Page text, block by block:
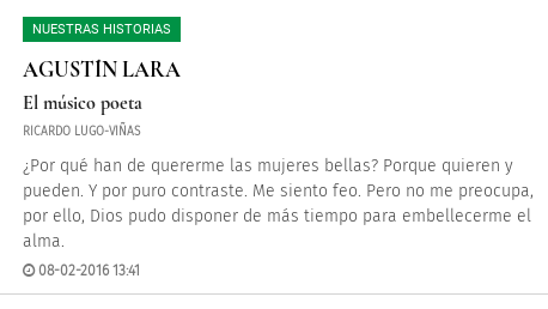
NUESTRAS HISTORIAS
AGUSTÍN LARA
El músico poeta
RICARDO LUGO-VIÑAS
¿Por qué han de quererme las mujeres bellas? Porque quieren y
pueden. Y por puro contraste. Me siento feo. Pero no me preocupa,
por ello, Dios pudo disponer de más tiempo para embellecerme el
alma.
08-02-2016 13:41